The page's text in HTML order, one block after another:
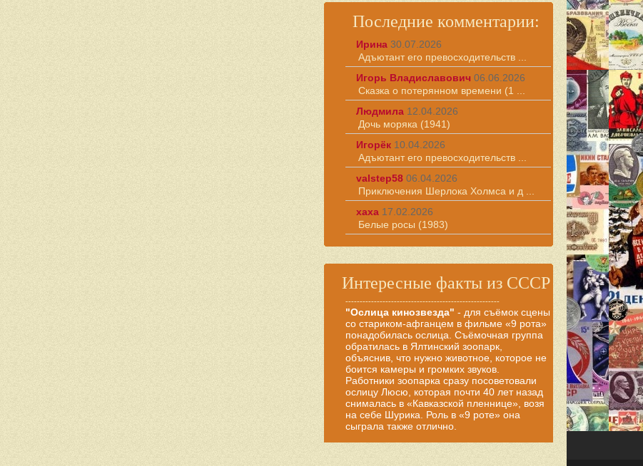
Последние комментарии:
Ирина 30.07.2026
Адъютант его превосходительств ...
Игорь Владиславович 06.06.2026
Сказка о потерянном времени (1 ...
Людмила 12.04.2026
Дочь моряка (1941)
Игорёк 10.04.2026
Адъютант его превосходительств ...
valstep58 06.04.2026
Приключения Шерлока Холмса и д ...
хаха 17.02.2026
Белые росы (1983)
Интересные факты из СССР
------------------------------------------------------
"Ослица кинозвезда" - для съёмок сцены
со стариком-афганцем в фильме «9 рота»
понадобилась ослица. Съёмочная группа
обратилась в Ялтинский зоопарк,
объяснив, что нужно животное, которое не
боится камеры и громких звуков.
Работники зоопарка сразу посоветовали
ослицу Люсю, которая почти 40 лет назад
снималась в «Кавказской пленнице», возя
на себе Шурика. Роль в «9 роте» она
сыграла также отлично.